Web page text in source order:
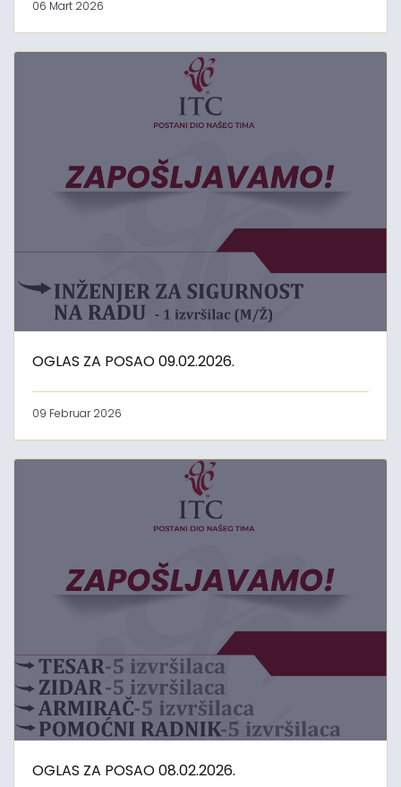
06 Mart 2026
OGLAS ZA POSAO 09.02.2026.
09 Februar 2026
OGLAS ZA POSAO 08.02.2026.